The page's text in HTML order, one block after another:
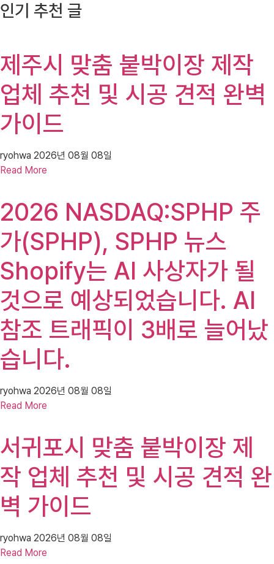
인기 추천 글
제주시 맞춤 붙박이장 제작
업체 추천 및 시공 견적 완벽
가이드
ryohwa 2026년 08월 08일
Read More
2026 NASDAQ:SPHP 주
가(SPHP), SPHP 뉴스
Shopify는 AI 사상자가 될
것으로 예상되었습니다. AI
참조 트래픽이 3배로 늘어났
습니다.
ryohwa 2026년 08월 08일
Read More
서귀포시 맞춤 붙박이장 제
작 업체 추천 및 시공 견적 완
벽 가이드
ryohwa 2026년 08월 08일
Read More